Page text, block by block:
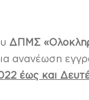
ΔΠΜΣ
ανανέωση
έως και